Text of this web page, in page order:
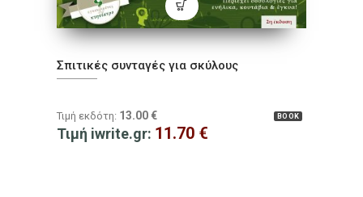
Σπιτικές συνταγές για σκύλους
BOOK
Τιμή εκδότη: 13.00 €
Τιμή iwrite.gr: 11.70 €